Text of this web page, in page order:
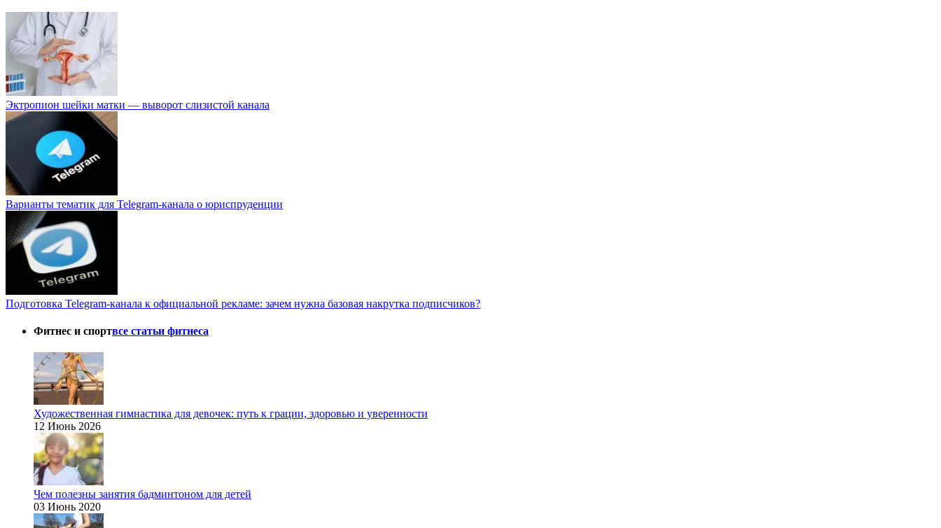
Эктропион шейки матки — выворот слизистой канала
Варианты тематик для Telegram-канала о юриспруденции
Подготовка Telegram-канала к официальной рекламе: зачем нужна базовая накрутка подписчиков?
Фитнес и спортвсе статьи фитнеса
Художественная гимнастика для девочек: путь к грации, здоровью и уверенности
12 Июнь 2026
Чем полезны занятия бадминтоном для детей
03 Июнь 2020